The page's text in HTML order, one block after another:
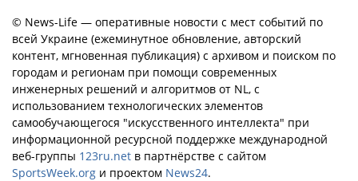
© News-Life — оперативные новости с мест событий по
всей Украине (ежеминутное обновление, авторский
контент, мгновенная публикация) с архивом и поиском по
городам и регионам при помощи современных
инженерных решений и алгоритмов от NL, с
использованием технологических элементов
самообучающегося "искусственного интеллекта" при
информационной ресурсной поддержке международной
веб-группы 123ru.net в партнёрстве с сайтом
SportsWeek.org и проектом News24.